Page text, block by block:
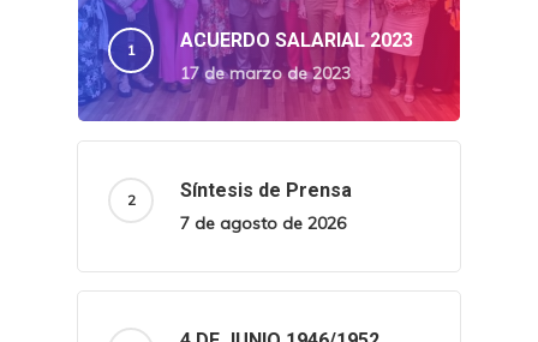
ACUERDO SALARIAL 2023
17 de marzo de 2023
Síntesis de Prensa
7 de agosto de 2026